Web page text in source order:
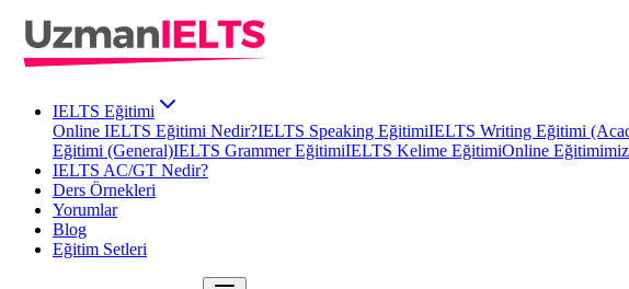
IELTS Eğitimi
Online IELTS Eğitimi Nedir?IELTS Speaking EğitimiIELTS Writing Eğitimi
Eğitimi (General)IELTS Grammer EğitimiIELTS Kelime EğitimiOnline Eğitimimiz
IELTS AC/GT Nedir?
Ders Örnekleri
Yorumlar
Blog
Eğitim Setleri